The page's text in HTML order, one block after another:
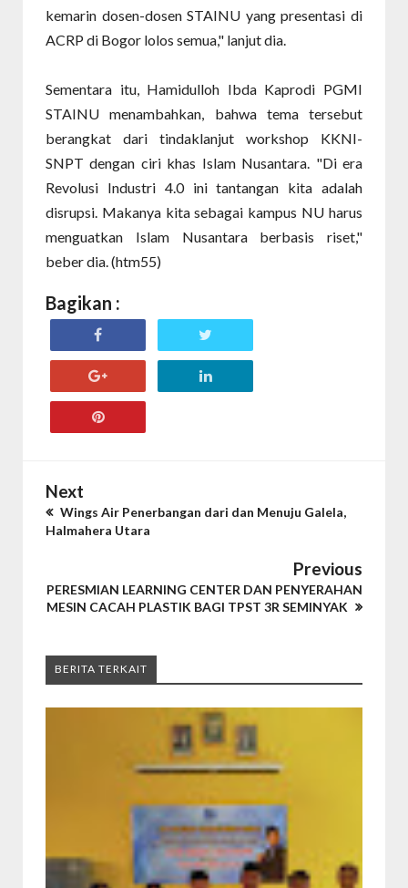
kemarin dosen-dosen STAINU yang presentasi di
ACRP di Bogor lolos semua," lanjut dia.
Sementara itu, Hamidulloh Ibda Kaprodi PGMI
STAINU menambahkan, bahwa tema tersebut
berangkat dari tindaklanjut workshop KKNI-
SNPT dengan ciri khas Islam Nusantara. "Di era
Revolusi Industri 4.0 ini tantangan kita adalah
disrupsi. Makanya kita sebagai kampus NU harus
menguatkan Islam Nusantara berbasis riset,"
beber dia. (htm55)
Bagikan :
Next
Wings Air Penerbangan dari dan Menuju Galela,
Halmahera Utara
Previous
PERESMIAN LEARNING CENTER DAN PENYERAHAN
MESIN CACAH PLASTIK BAGI TPST 3R SEMINYAK
BERITA TERKAIT